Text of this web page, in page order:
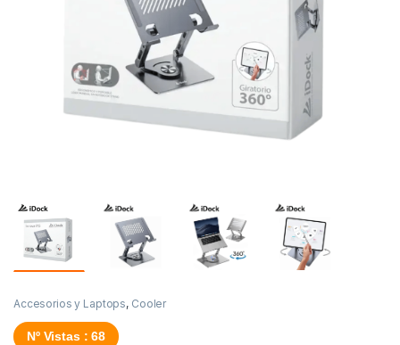
Accesorios y Laptops, Cooler
Nº Vistas : 68